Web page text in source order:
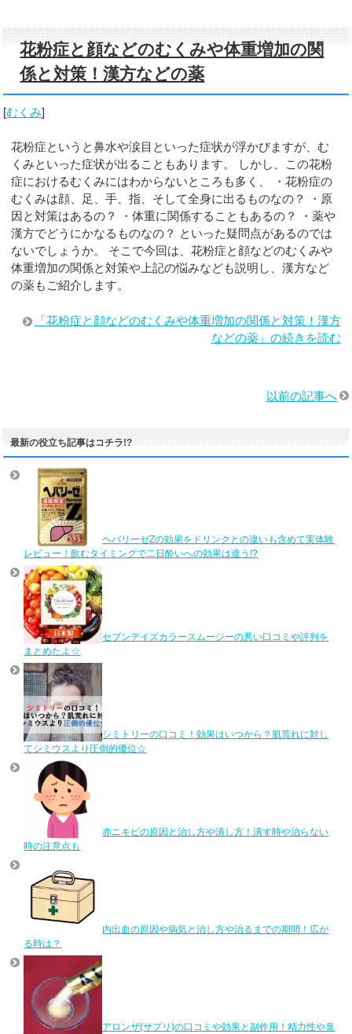
花粉症と顔などのむくみや体重増加の関
係と対策！漢方などの薬
[むくみ]
花粉症というと鼻水や涙目といった症状が浮かびますが、む
くみといった症状が出ることもあります。 しかし、この花粉
症におけるむくみにはわからないところも多く、 ・花粉症の
むくみは顔、足、手、指、そして全身に出るものなの？ ・原
因と対策はあるの？ ・体重に関係することもあるの？ ・薬や
漢方でどうにかなるものなの？ といった疑問点があるのでは
ないでしょうか。 そこで今回は、花粉症と顔などのむくみや
体重増加の関係と対策や上記の悩みなども説明し、漢方など
の薬もご紹介します。
「花粉症と顔などのむくみや体重増加の関係と対策！漢方
などの薬」の続きを読む
以前の記事へ
最新の役立ち記事はコチラ!?
ヘパリーゼZの効果をドリンクとの違いも含めて実体験
レビュー！飲むタイミングで二日酔いへの効果は違う!?
セブンデイズカラースムージーの悪い口コミや評判を
まとめたよ☆
シミトリーの口コミ！効果はいつから？肌荒れに対し
てシミウスより圧倒的優位☆
赤ニキビの原因と治し方や潰し方！潰す時や治らない
時の注意点も
内出血の原因や病気と治し方や治るまでの期間！広が
る時は？
アロンザ(サプリ)の口コミや効果と副作用！精力性や臭